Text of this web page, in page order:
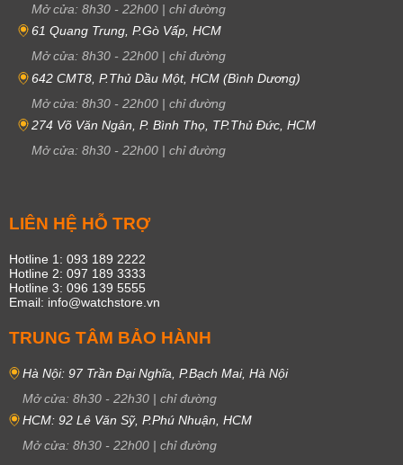
Mở cửa: 8h30 - 22h00 | chỉ đường
61 Quang Trung, P.Gò Vấp, HCM
Mở cửa: 8h30 - 22h00 | chỉ đường
642 CMT8, P.Thủ Dầu Một, HCM (Bình Dương)
Mở cửa: 8h30 - 22h00 | chỉ đường
274 Võ Văn Ngân, P. Bình Thọ, TP.Thủ Đức, HCM
Mở cửa: 8h30 - 22h00 | chỉ đường
LIÊN HỆ HỖ TRỢ
Hotline 1: 093 189 2222
Hotline 2: 097 189 3333
Hotline 3: 096 139 5555
Email: info@watchstore.vn
TRUNG TÂM BẢO HÀNH
Hà Nội: 97 Trần Đại Nghĩa, P.Bạch Mai, Hà Nội
Mở cửa: 8h30 - 22h30 | chỉ đường
HCM: 92 Lê Văn Sỹ, P.Phú Nhuận, HCM
Mở cửa: 8h30 - 22h00 | chỉ đường